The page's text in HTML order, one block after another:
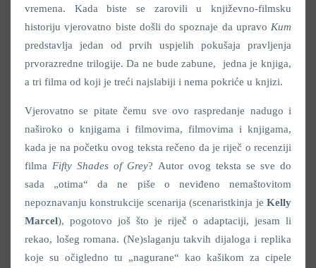
vremena. Kada biste se zarovili u književno-filmsku
historiju vjerovatno biste došli do spoznaje da upravo Kum
predstavlja jedan od prvih uspjelih pokušaja pravljenja
prvorazredne trilogije. Da ne bude zabune, jedna je knjiga,
a tri filma od koji je treći najslabiji i nema pokriće u knjizi.
Vjerovatno se pitate čemu sve ovo raspredanje nadugo i
naširoko o knjigama i filmovima, filmovima i knjigama,
kada je na početku ovog teksta rečeno da je riječ o recenziji
filma Fifty Shades of Grey? Autor ovog teksta se sve do
sada „otima“ da ne piše o neviđeno nemaštovitom
nepoznavanju konstrukcije scenarija (scenaristkinja je Kelly
Marcel), pogotovo još što je riječ o adaptaciji, jesam li
rekao, lošeg romana. (Ne)slaganju takvih dijaloga i replika
koje su očigledno tu „nagurane“ kao kašikom za cipele